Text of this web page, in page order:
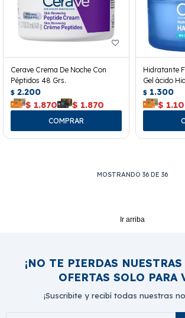
Cerave Crema De Noche Con
Péptidos 48 Grs.
$ 2.200
$ 1.870 $ 1.870
Hidratante
Gel ácido
$ 1.300
$
MOSTRANDO 36 DE 36
Ir arriba
¡NO TE PIERDAS
OFERTAS SOLO PARA
¡Suscribite y recibí todas nuestras